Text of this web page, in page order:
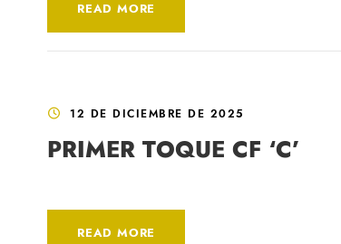
READ MORE
12 DE DICIEMBRE DE 2025
PRIMER TOQUE CF ‘C’
READ MORE